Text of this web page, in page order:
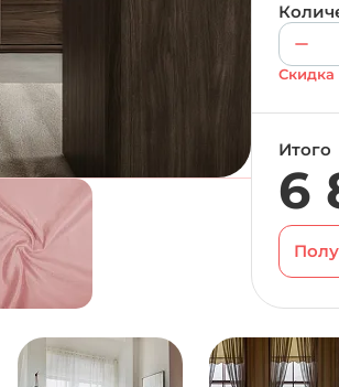
Скидка
Итого
6